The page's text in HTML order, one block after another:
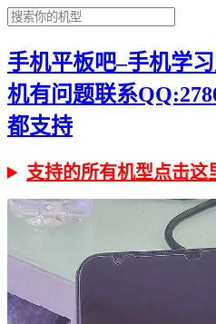
手机平板吧–手机学
机有问题联系
都支持
支持的所有机型点击这